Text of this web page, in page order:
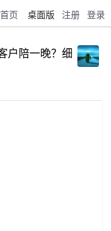
首页 桌面版 注册 登录
户陪一晚？细